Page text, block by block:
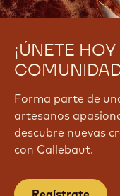
¡ÚNETE
Forma parte de
artesanos
descubre nuevas
con Callebaut.